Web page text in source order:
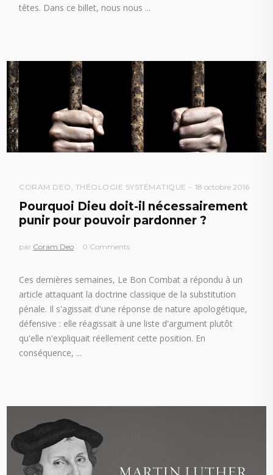
têtes. Dans ce billet, nous nous
CORAM DEO , THÉOLOGIE SYSTÉMATIQUE 18 octobre 2016
Pourquoi Dieu doit-il nécessairement
punir pour pouvoir pardonner ?
par Coram Deo 0 Comments
Ces dernières semaines, Le Bon Combat a répondu à un
article attaquant la doctrine classique de la substitution
pénale. Il s'agissait d'une réponse de nature apologétique,
défensive : elle réagissait à une liste d'argument plutôt
qu'elle n'expliquait réellement cette position. En
conséquence,